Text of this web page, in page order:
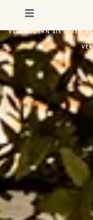
VERLÄNGERN SIE IHREN